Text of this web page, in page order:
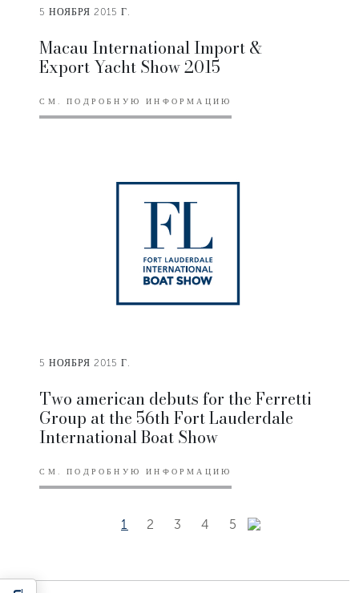
5 НОЯБРЯ 2015 Г.
Macau International Import &
Export Yacht Show 2015
СМ. ПОДРОБНУЮ ИНФОРМАЦИЮ
5 НОЯБРЯ 2015 Г.
Two american debuts for the Ferretti
Group at the 56th Fort Lauderdale
International Boat Show
СМ. ПОДРОБНУЮ ИНФОРМАЦИЮ
1 2 3 4 5